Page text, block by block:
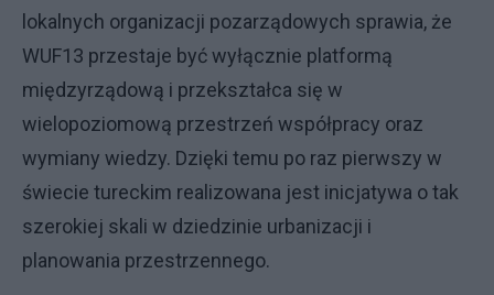
lokalnych organizacji pozarządowych sprawia, że
WUF13 przestaje być wyłącznie platformą
międzyrządową i przekształca się w
wielopoziomową przestrzeń współpracy oraz
wymiany wiedzy. Dzięki temu po raz pierwszy w
świecie tureckim realizowana jest inicjatywa o tak
szerokiej skali w dziedzinie urbanizacji i
planowania przestrzennego.